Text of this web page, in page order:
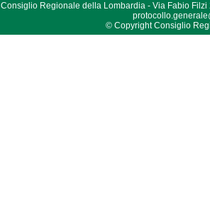
Consiglio Regionale della Lombardia - Via Fabio Filzi
© Copyright Consiglio